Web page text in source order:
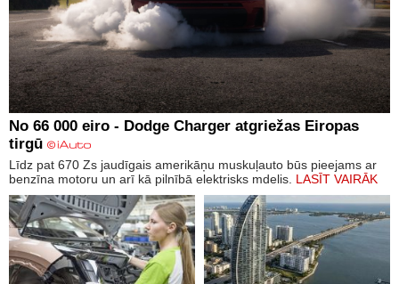
No 66 000 eiro - Dodge Charger atgriežas Eiropas
tirgū
Līdz pat 670 Zs jaudīgais amerikāņu muskuļauto būs pieejams ar
benzīna motoru un arī kā pilnībā elektrisks mdelis. LASĪT VAIRĀK